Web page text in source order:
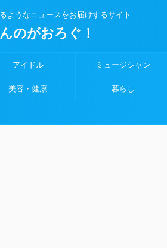
ようなニュースをお届けするサイト
のがおろぐ！
アイドル ミュージシャン
美容・健康 暮らし